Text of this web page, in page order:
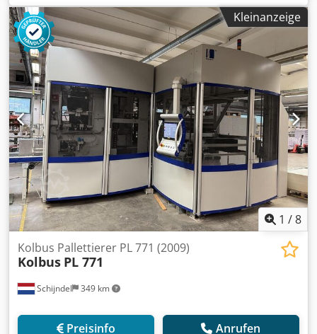
Drehpaternoster 0° / 90° / 180° inkl. Eintaktung - nach
oben offenes Palettenmagazin (für max. 20 Paletten) -
Zwischenlagenanleger inklusive Trennluft -
Verfahranschlag zum Absetzen von besonders glatten
Produkten - Abschieber für Produkte > 1 mm
Kleinanzeige
1 /8
Schijndel 349 km
Kolbus Pallettierer PL 771 (2009)
Kolbus PL 771
Preisinfo Anrufen